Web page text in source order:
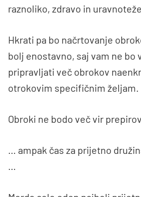
raznoliko, zdravo in
Hkrati pa bo načrtovanje
bolj enostavno, saj vam ne bo
pripravljati več obrokov
otrokovim specifičnim željam.
Obroki ne bodo več vir
… ampak čas za prijetno
…